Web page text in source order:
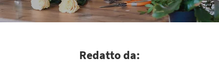
Redatto da: